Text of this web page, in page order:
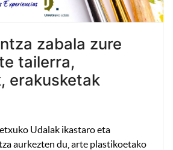
zabala zure
tailerra,
erakusketak
Udalak ikastaro eta
aurkezten du, arte plastikoetako